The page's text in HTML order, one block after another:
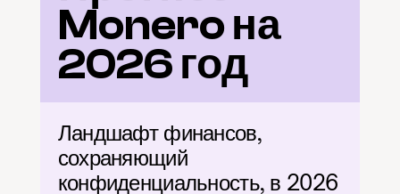
Monero на
2026 год
Ландшафт финансов,
сохраняющий
конфиденциальность, в 2026